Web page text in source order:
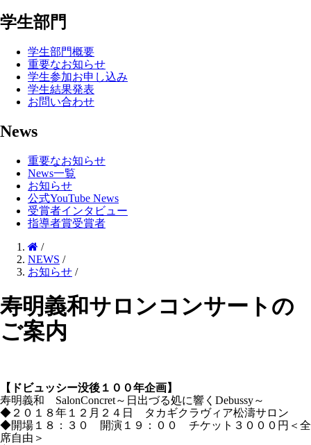
学生部門
学生部門概要
重要なお知らせ
学生参加お申し込み
学生結果発表
お問い合わせ
News
重要なお知らせ
News一覧
お知らせ
公式YouTube News
受賞者インタビュー
指導者賞受賞者
/
NEWS /
お知らせ /
寿明義和サロンコンサートの
ご案内
【ドビュッシー没後１００年企画】
寿明義和 SalonConcret～日出づる処に響くDebussy～
◆２０１８年１２月２４日 タカギクラヴィア松濤サロン
◆開場１８：３０ 開演１９：００ チケット３０００円＜全
席自由＞